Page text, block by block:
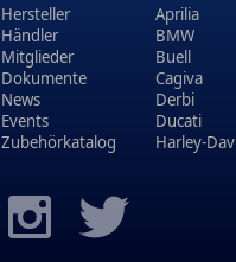
Hersteller
Händler
Mitglieder
Dokumente
News
Events
Zubehörkatalog
Aprilia
BMW
Buell
Cagiva
Derbi
Ducati
Harley-